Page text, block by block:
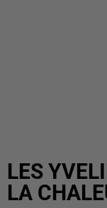
LES
LA